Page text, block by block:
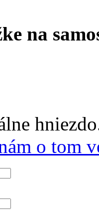
na
o tom